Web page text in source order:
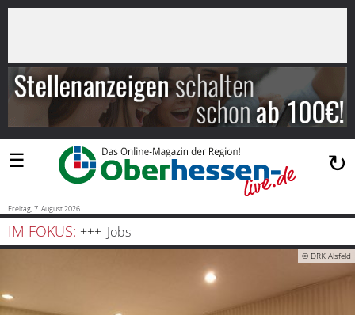
Suchen
Startseite
Blaulicht
Sport
Politik
Bauen
×
☰ ↻
Freitag, 7. August 2026
IM FOKUS: Jobs
© DRK Alsfeld